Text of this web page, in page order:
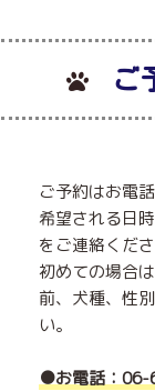
ご
ご予約はお電
希望される日
をご連絡くださ
初めての場合
前、犬種、性
い。
●お電話：